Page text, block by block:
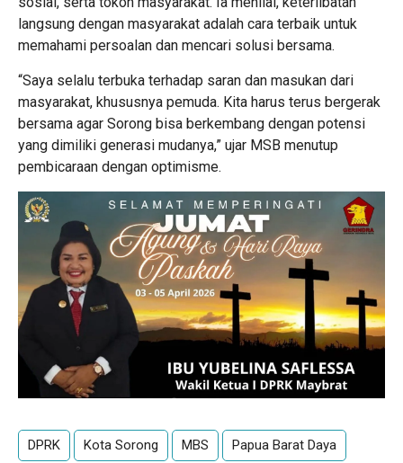
langsung dengan masyarakat adalah cara terbaik untuk
memahami persoalan dan mencari solusi bersama.
“Saya selalu terbuka terhadap saran dan masukan dari
masyarakat, khususnya pemuda. Kita harus terus bergerak
bersama agar Sorong bisa berkembang dengan potensi
yang dimiliki generasi mudanya,” ujar MSB menutup
pembicaraan dengan optimisme.
DPRK Kota Sorong MBS Papua Barat Daya